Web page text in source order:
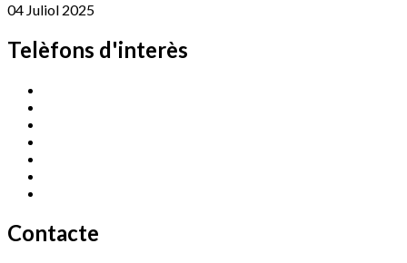
04 Juliol 2025
Telèfons d'interès
Contacte